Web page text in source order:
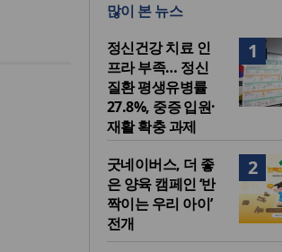
발
말씀은 같은데 왜 열
美 이민구금센터에 억
한인 목회자 석방돼
많이 본 뉴스
1
정신건강 치료 인
프라 부족… 정신
질환 평생유병률
27.8%, 중증 입원·
재활 확충 과제
2
굿네이버스, 더 좋
은 양육 캠페인 ‘반
짝이는 우리 아이’
전개